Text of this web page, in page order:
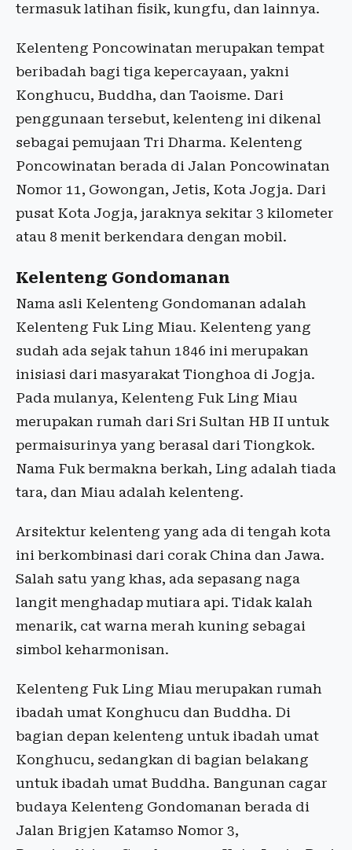
termasuk latihan fisik, kungfu, dan lainnya.
Kelenteng Poncowinatan merupakan tempat
beribadah bagi tiga kepercayaan, yakni
Konghucu, Buddha, dan Taoisme. Dari
penggunaan tersebut, kelenteng ini dikenal
sebagai pemujaan Tri Dharma. Kelenteng
Poncowinatan berada di Jalan Poncowinatan
Nomor 11, Gowongan, Jetis, Kota Jogja. Dari
pusat Kota Jogja, jaraknya sekitar 3 kilometer
atau 8 menit berkendara dengan mobil.
Kelenteng Gondomanan
Nama asli Kelenteng Gondomanan adalah
Kelenteng Fuk Ling Miau. Kelenteng yang
sudah ada sejak tahun 1846 ini merupakan
inisiasi dari masyarakat Tionghoa di Jogja.
Pada mulanya, Kelenteng Fuk Ling Miau
merupakan rumah dari Sri Sultan HB II untuk
permaisurinya yang berasal dari Tiongkok.
Nama Fuk bermakna berkah, Ling adalah tiada
tara, dan Miau adalah kelenteng.
Arsitektur kelenteng yang ada di tengah kota
ini berkombinasi dari corak China dan Jawa.
Salah satu yang khas, ada sepasang naga
langit menghadap mutiara api. Tidak kalah
menarik, cat warna merah kuning sebagai
simbol keharmonisan.
Kelenteng Fuk Ling Miau merupakan rumah
ibadah umat Konghucu dan Buddha. Di
bagian depan kelenteng untuk ibadah umat
Konghucu, sedangkan di bagian belakang
untuk ibadah umat Buddha. Bangunan cagar
budaya Kelenteng Gondomanan berada di
Jalan Brigjen Katamso Nomor 3,